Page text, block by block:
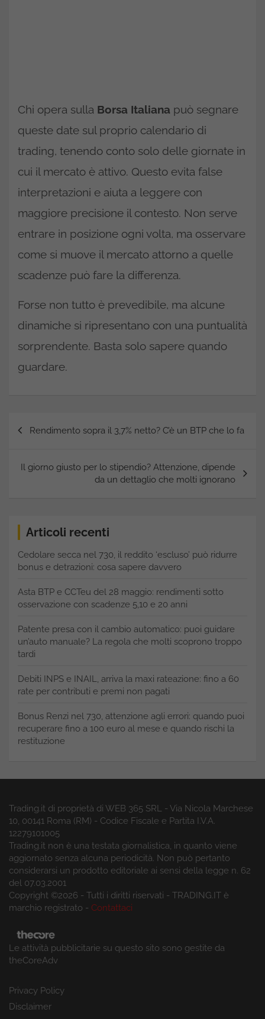
Chi opera sulla Borsa Italiana può segnare
queste date sul proprio calendario di
trading, tenendo conto solo delle giornate in
cui il mercato è attivo. Questo evita false
interpretazioni e aiuta a leggere con
maggiore precisione il contesto. Non serve
entrare in posizione ogni volta, ma osservare
come si muove il mercato attorno a quelle
scadenze può fare la differenza.
Forse non tutto è prevedibile, ma alcune
dinamiche si ripresentano con una puntualità
sorprendente. Basta solo sapere quando
guardare.
Rendimento sopra il 3,7% netto? C’è un BTP che lo fa
Il giorno giusto per lo stipendio? Attenzione, dipende
da un dettaglio che molti ignorano
Articoli recenti
Cedolare secca nel 730, il reddito ‘escluso’ può ridurre
bonus e detrazioni: cosa sapere davvero
Asta BTP e CCTeu del 28 maggio: rendimenti sotto
osservazione con scadenze 5,10 e 20 anni
Patente presa con il cambio automatico: puoi guidare
un’auto manuale? La regola che molti scoprono troppo
tardi
Debiti INPS e INAIL, arriva la maxi rateazione: fino a 60
rate per contributi e premi non pagati
Bonus Renzi nel 730, attenzione agli errori: quando puoi
recuperare fino a 100 euro al mese e quando rischi la
restituzione
Trading.it di proprietà di WEB 365 SRL - Via Nicola Marchese
10, 00141 Roma (RM) - Codice Fiscale e Partita I.V.A.
12279101005
Trading.it non è una testata giornalistica, in quanto viene
aggiornato senza alcuna periodicità. Non può pertanto
considerarsi un prodotto editoriale ai sensi della legge n. 62
del 07.03.2001
Copyright ©2026 - Tutti i diritti riservati - TRADING.IT è
marchio registrato - Contattaci
Le attività pubblicitarie su questo sito sono gestite da
theCoreAdv
Privacy Policy
Disclaimer